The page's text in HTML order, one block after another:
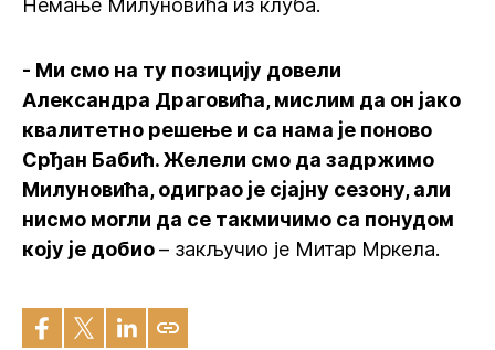
Немање Милуновића из клуба.
- Ми смо на ту позицију довели
Александра Драговића, мислим да он јако
квалитетно решење и са нама је поново
Срђан Бабић. Желели смо да задржимо
Милуновића, одиграо је сјајну сезону, али
нисмо могли да се такмичимо са понудом
коју је добио– закључио је Митар Мркела.